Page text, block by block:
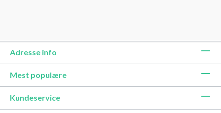
Adresse info
Mest populære
Kundeservice